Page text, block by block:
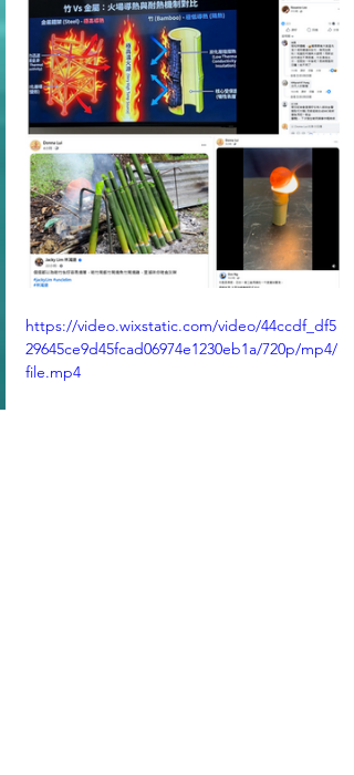
https://video.wixstatic.com/video/44ccdf_df5
29645ce9d45fcad06974e1230eb1a/720p/mp4/
file.mp4